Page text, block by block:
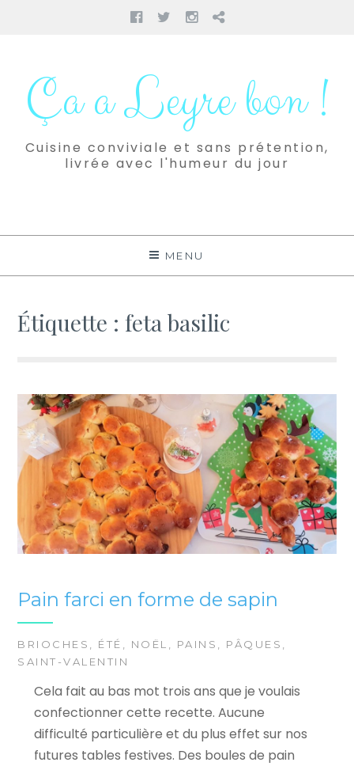
Facebook
TwitterInstagram
Pinterest
contenuÇa a Leyre bon !
Cuisine conviviale et sans prétention,
livrée avec l'humeur du jour
MENU
Étiquette :feta basilic
Pain farci en forme de sapin
BRIOCHES , ÉTÉ , NOËL , PAINS , PÂQUES ,
SAINT-VALENTIN
Cela fait au bas mot trois ans que je voulais
confectionner cette recette. Aucune
difficulté particulière et du plus effet sur nos
futures tables festives. Des boules de pain